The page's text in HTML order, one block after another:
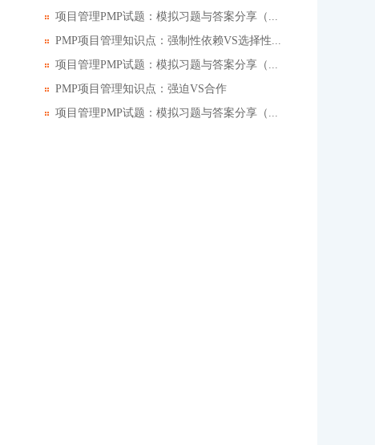
项目管理PMP试题：模拟习题与答案分享（...
PMP项目管理知识点：强制性依赖VS选择性...
项目管理PMP试题：模拟习题与答案分享（...
PMP项目管理知识点：强迫VS合作
项目管理PMP试题：模拟习题与答案分享（...